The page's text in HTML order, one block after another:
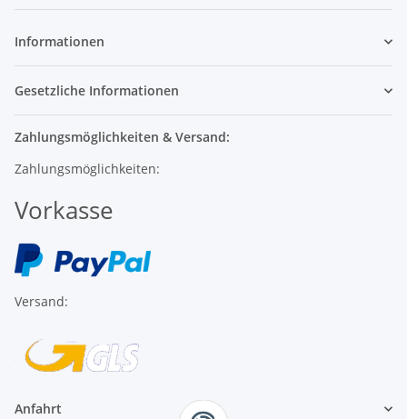
Informationen
Gesetzliche Informationen
Zahlungsmöglichkeiten & Versand:
Zahlungsmöglichkeiten:
Vorkasse
Versand:
Anfahrt